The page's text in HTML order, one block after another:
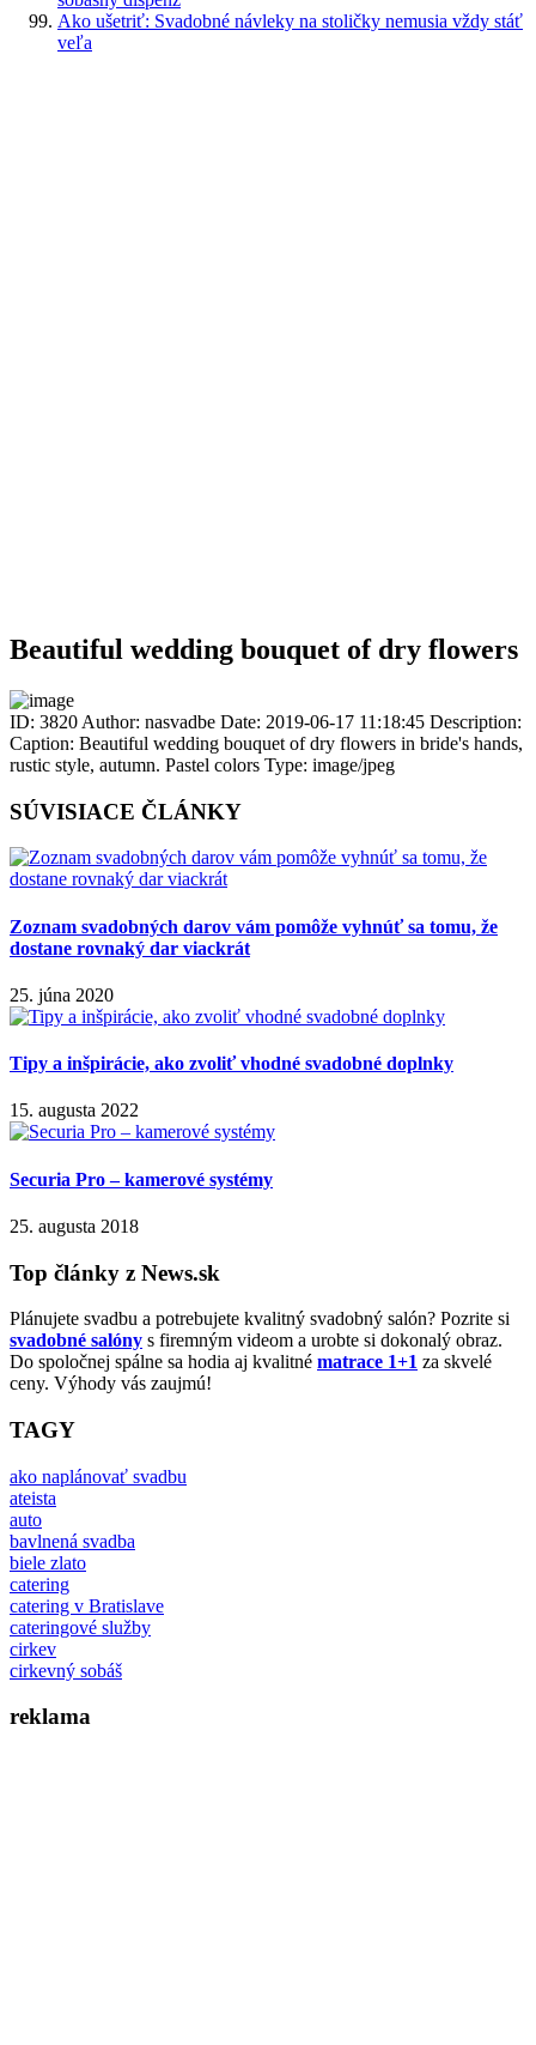
Ako ušetriť: Svadobné návleky na stoličky nemusia vždy stáť
veľa
Beautiful wedding bouquet of dry flowers
ID: 3820 Author: nasvadbe Date: 2019-06-17 11:18:45 Description:
Caption: Beautiful wedding bouquet of dry flowers in bride's hands,
rustic style, autumn. Pastel colors Type: image/jpeg
SÚVISIACE ČLÁNKY
Zoznam svadobných darov vám pomôže vyhnúť sa tomu, že
dostane rovnaký dar viackrát
25. júna 2020
Tipy a inšpirácie, ako zvoliť vhodné svadobné doplnky
15. augusta 2022
Securia Pro – kamerové systémy
25. augusta 2018
Top články z News.sk
Plánujete svadbu a potrebujete kvalitný svadobný salón? Pozrite si
svadobné salóny s firemným videom a urobte si dokonalý obraz.
Do spoločnej spálne sa hodia aj kvalitné matrace 1+1 za skvelé
ceny. Výhody vás zaujmú!
TAGY
ako naplánovať svadbu
ateista
auto
bavlnená svadba
biele zlato
catering
catering v Bratislave
cateringové služby
cirkev
cirkevný sobáš
reklama